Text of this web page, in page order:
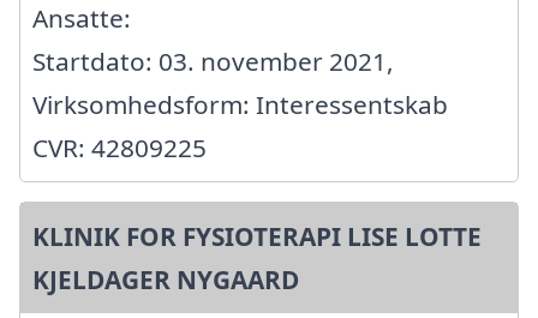
Ansatte:
Startdato: 03. november 2021,
Virksomhedsform: Interessentskab
CVR: 42809225
KLINIK FOR FYSIOTERAPI LISE LOTTE
KJELDAGER NYGAARD